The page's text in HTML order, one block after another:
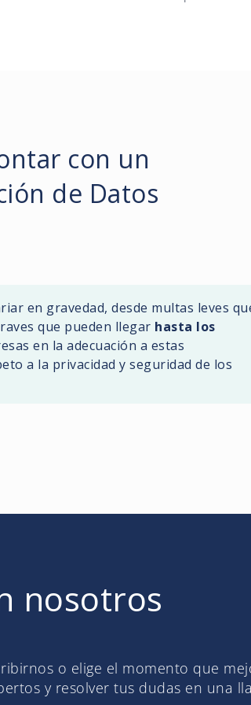
con un
de Datos
en gravedad, desde multas leves
que pueden llegar hasta los
en la adecuación a estas
a la privacidad y seguridad de los
nosotros
o elige el momento que
y resolver tus dudas en una